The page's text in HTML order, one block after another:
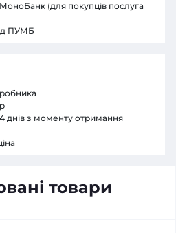
товари
(для покупців послуга
ПУМБ
днів з моменту отримання